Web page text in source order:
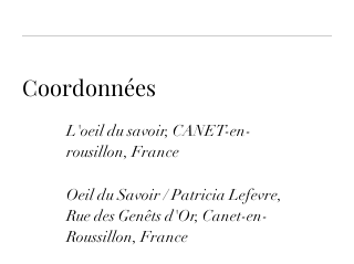
Coordonnées
L'oeil du savoir, CANET-en-
rousillon, France
Oeil du Savoir / Patricia Lefevre,
Rue des Genêts d'Or, Canet-en-
Roussillon, France